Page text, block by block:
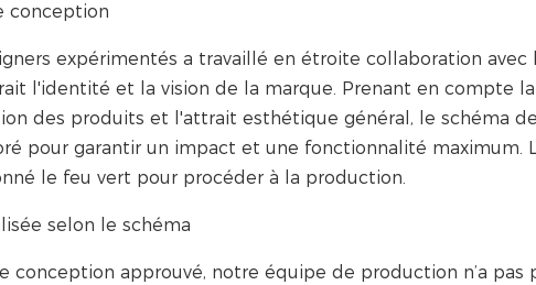
conception
expérimentés a travaillé en étroite collaboration
l'identité et la vision de la marque. Prenant en compte
des produits et l'attrait esthétique général, le schéma
pour garantir un impact et une fonctionnalité maximum.
le feu vert pour procéder à la production.
selon le schéma
conception approuvé, notre équipe de production n’a